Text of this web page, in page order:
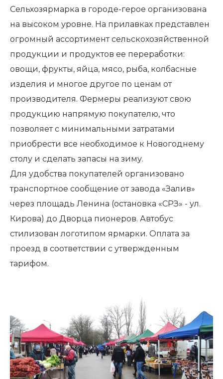
Сельхозярмарка в городе-герое организована
на высоком уровне. На прилавках представлен
огромный ассортимент сельскохозяйственной
продукции и продуктов ее переработки:
овощи, фрукты, яйца, мясо, рыба, колбасные
изделия и многое другое по ценам от
производителя. Фермеры реализуют свою
продукцию напрямую покупателю, что
позволяет с минимальными затратами
приобрести все необходимое к Новогоднему
столу и сделать запасы на зиму.
Для удобства покупателей организовано
транспортное сообщение от завода «Залив»
через площадь Ленина (остановка «СРЗ» - ул.
Кирова) до Дворца пионеров. Автобус
стилизован логотипом ярмарки. Оплата за
проезд в соответствии с утвержденным
тарифом.